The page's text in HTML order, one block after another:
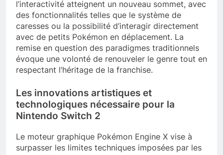
l’interactivité atteignent un nouveau sommet, avec
des fonctionnalités telles que le système de
caresses ou la possibilité d’interagir directement
avec de petits Pokémon en déplacement. La
remise en question des paradigmes traditionnels
évoque une volonté de renouveler le genre tout en
respectant l’héritage de la franchise.
Les innovations artistiques et
technologiques nécessaire pour la
Nintendo Switch 2
Le moteur graphique Pokémon Engine X vise à
surpasser les limites techniques imposées par les